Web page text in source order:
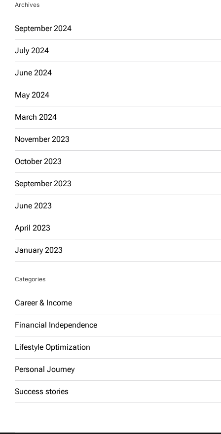
Archives
September 2024
July 2024
June 2024
May 2024
March 2024
November 2023
October 2023
September 2023
June 2023
April 2023
January 2023
Categories
Career & Income
Financial Independence
Lifestyle Optimization
Personal Journey
Success stories